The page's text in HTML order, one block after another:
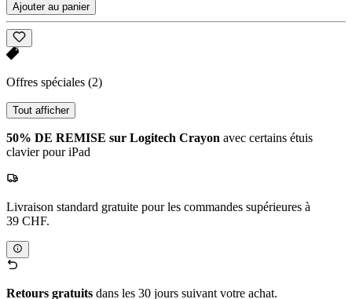
Ajouter au panier
Offres spéciales (2)
Tout afficher
50% DE REMISE sur Logitech Crayon avec certains étuis
clavier pour iPad
Livraison standard gratuite pour les commandes supérieures à
39 CHF.
Retours gratuits dans les 30 jours suivant votre achat.